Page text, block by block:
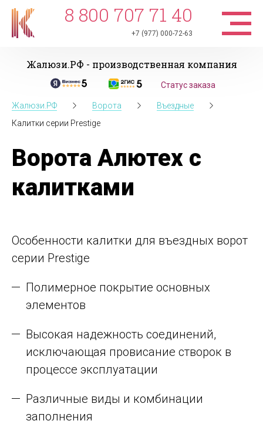
8 800 707 71 40
+7 (977) 000-72-63
Жалюзи.РФ - производственная компания
Статус заказа
Жалюзи.РФ Ворота
Въездные
Калитки серии Prestige
Ворота Алютех с
калитками
Особенности калитки для въездных ворот
серии Prestige
Полимерное покрытие основных
элементов
Высокая надежность соединений,
исключающая провисание створок в
процессе эксплуатации
Различные виды и комбинации
заполнения